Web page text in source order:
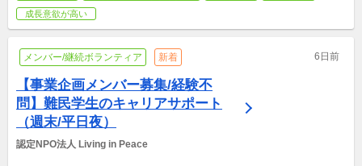
成長意欲が高い
メンバー/継続ボランティア 新着 6日前
【事業企画メンバー募集/経験不
問】難民学生のキャリアサポート
（週末/平日夜）
認定NPO法人 Living in Peace